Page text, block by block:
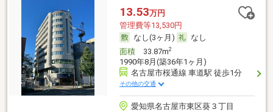
13.53万円
管理費等13,530円
なし(3ヶ月)
なし
面積33.87m2
1990年8月(築36年1ヶ月)
名古屋市桜通線 車道駅 徒歩1分
その他の交通
愛知県名古屋市東区葵３丁目